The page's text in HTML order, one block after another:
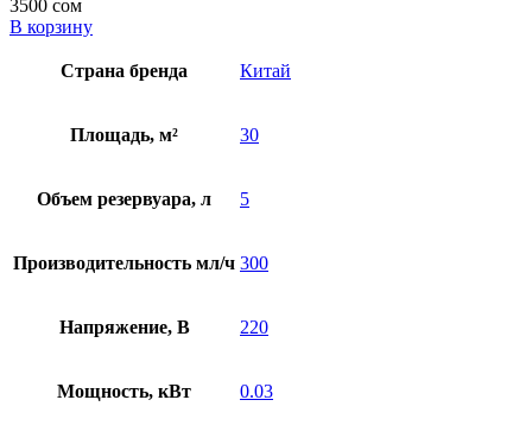
3500 сом
В корзину
Страна бренда Китай
Площадь, м² 30
Объем резервуара, л 5
Производительность мл/ч 300
Напряжение, В 220
Мощность, кВт 0.03